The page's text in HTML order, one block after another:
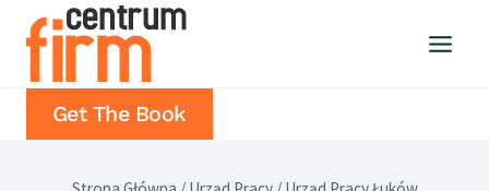
Przejdź
Get The Book